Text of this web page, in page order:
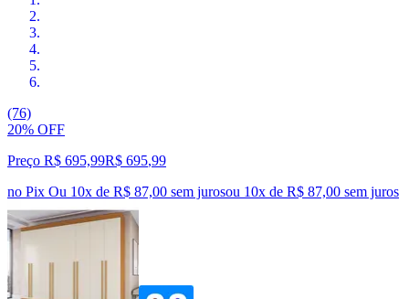
(76)
20% OFF
Preço R$ 695,99R$ 695,99
no Pix Ou 10x de R$ 87,00 sem jurosou 10x de R$ 87,00 sem juros